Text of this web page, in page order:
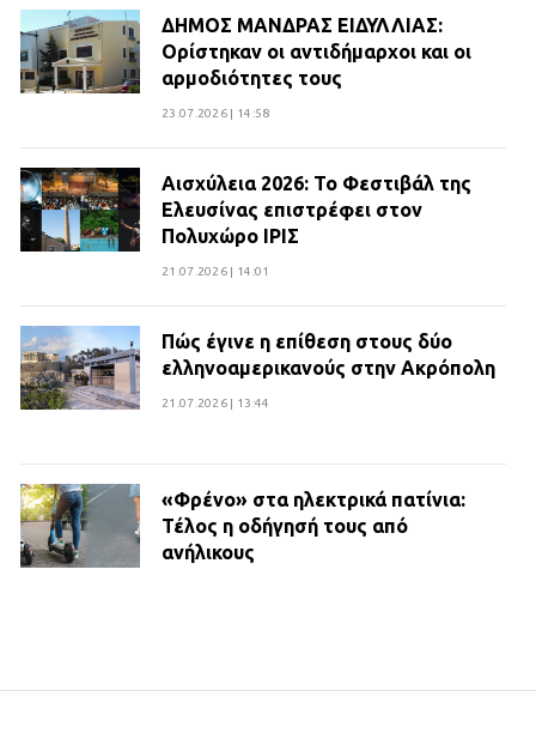
ΔΗΜΟΣ ΜΑΝΔΡΑΣ ΕΙΔΥΛΛΙΑΣ:
Ορίστηκαν οι αντιδήμαρχοι και οι
αρμοδιότητες τους
23.07.2026 | 14:58
Αισχύλεια 2026: Το Φεστιβάλ της
Ελευσίνας επιστρέφει στον
Πολυχώρο ΙΡΙΣ
21.07.2026 | 14:01
Πώς έγινε η επίθεση στους δύο
ελληνοαμερικανούς στην Ακρόπολη
21.07.2026 | 13:44
«Φρένο» στα ηλεκτρικά πατίνια:
Τέλος η οδήγησή τους από
ανήλικους